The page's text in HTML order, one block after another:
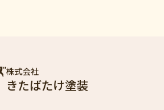
株式会社
きたばたけ塗装